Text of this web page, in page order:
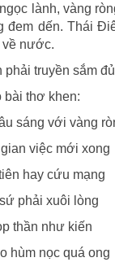
lành, vàng
đem dến. Thái
về nước.
phải truyền sắm
bài thơ khen:
sáng với vàng
việc mới xong
hay cứu mạng
phải xuôi lòng
thần như kiến
hùm nọc quá ong